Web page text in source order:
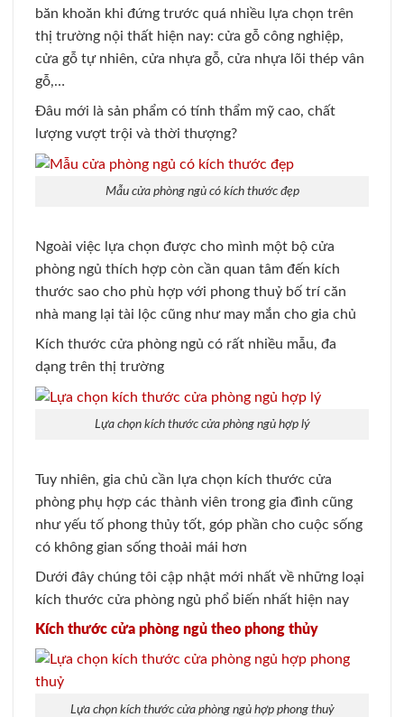
băn khoăn khi đứng trước quá nhiều lựa chọn trên
thị trường nội thất hiện nay: cửa gỗ công nghiệp,
cửa gỗ tự nhiên, cửa nhựa gỗ, cửa nhựa lõi thép vân
gỗ,…
Đâu mới là sản phẩm có tính thẩm mỹ cao, chất
lượng vượt trội và thời thượng?
Mẫu cửa phòng ngủ có kích thước đẹp
Ngoài việc lựa chọn được cho mình một bộ cửa
phòng ngủ thích hợp còn cần quan tâm đến kích
thước sao cho phù hợp với phong thuỷ bố trí căn
nhà mang lại tài lộc cũng như may mắn cho gia chủ
Kích thước cửa phòng ngủ có rất nhiều mẫu, đa
dạng trên thị trường
Lựa chọn kích thước cửa phòng ngủ hợp lý
Tuy nhiên, gia chủ cần lựa chọn kích thước cửa
phòng phụ hợp các thành viên trong gia đình cũng
như yếu tố phong thủy tốt, góp phần cho cuộc sống
có không gian sống thoải mái hơn
Dưới đây chúng tôi cập nhật mới nhất về những loại
kích thước cửa phòng ngủ phổ biến nhất hiện nay
Kích thước cửa phòng ngủ theo phong thủy
Lựa chọn kích thước cửa phòng ngủ hợp phong thuỷ